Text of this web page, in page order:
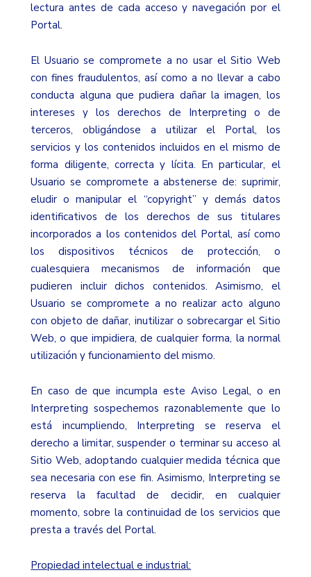
lectura antes de cada acceso y navegación por el
Portal.
El Usuario se compromete a no usar el Sitio Web
con fines fraudulentos, así como a no llevar a cabo
conducta alguna que pudiera dañar la imagen, los
intereses y los derechos de Interpreting o de
terceros, obligándose a utilizar el Portal, los
servicios y los contenidos incluidos en el mismo de
forma diligente, correcta y lícita. En particular, el
Usuario se compromete a abstenerse de: suprimir,
eludir o manipular el “copyright” y demás datos
identificativos de los derechos de sus titulares
incorporados a los contenidos del Portal, así como
los dispositivos técnicos de protección, o
cualesquiera mecanismos de información que
pudieren incluir dichos contenidos. Asimismo, el
Usuario se compromete a no realizar acto alguno
con objeto de dañar, inutilizar o sobrecargar el Sitio
Web, o que impidiera, de cualquier forma, la normal
utilización y funcionamiento del mismo.
En caso de que incumpla este Aviso Legal, o en
Interpreting sospechemos razonablemente que lo
está incumpliendo, Interpreting se reserva el
derecho a limitar, suspender o terminar su acceso al
Sitio Web, adoptando cualquier medida técnica que
sea necesaria con ese fin. Asimismo, Interpreting se
reserva la facultad de decidir, en cualquier
momento, sobre la continuidad de los servicios que
presta a través del Portal.
Propiedad intelectual e industrial: